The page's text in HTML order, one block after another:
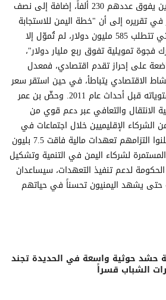
في استضافة اللاجئين الذين يفوق عددهم 230 ألفاً، إضافة إلى نصف
تقريره إلى أن "خطة اليمن للاستجابة
الإنسانية لهذه السنة، والتي تتطلب 585 مليون دولار، لم تُموّل إلا
يترك فجوة تمويلية تفوق ربع مليار دولار"،
على إحراز تقدم اقتصادي، فمعدل
الاقتصادي يتباطأ، في حين استقر سعر
صرف العملة وعاد إلى مستوياته قبل أحداث عام 2011. وحضّ بن عمر
الانتقال والتعافي عبر دعم قوي من
الشركاء الإقليميين خلال اجتماعات في
الرياض ونيويورك، بعدما أعلنوا التزامهم تعهدات مالية فاقت 7.5 بليون
المستمرة لشركاء اليمن في التنمية وتشكيل
لدعم تنفيذ التعهدات، سيساعدان
حتى يشهد اليمنيون تحسناً في حياتهم
حشد حوثية واسعة في الحديدة تجند
الشباب قسراً